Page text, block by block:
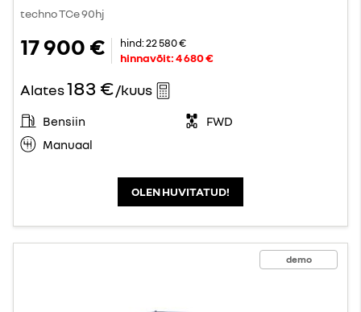
techno TCe 90hj
17 900 € hind:22 580 €
hinnavõit:4 680 €
Alates183 €/kuus
Bensiin
FWD
Manuaal
OLEN HUVITATUD!
demo